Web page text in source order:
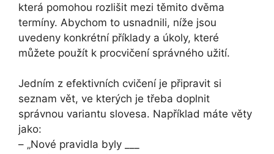
která pomohou rozlišit mezi těmito dvěma
termíny. Abychom to usnadnili, níže jsou
uvedeny konkrétní příklady a úkoly, které
můžete použít k procvičení správného užití.
Jedním z efektivních cvičení je připravit si
seznam vět, ve kterých je třeba doplnit
správnou variantu slovesa. Například máte věty
jako:
– „Nové pravidla byly ___